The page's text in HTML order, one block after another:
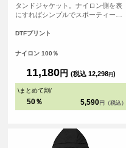
タンドジャケット。ナイロン側を表
にすればシンプルでスポーティーな
ゴープコアな雰囲気が楽しめる優れ
サイジングで着用できるラグラン仕
対応となっております。（裏フリー
ス部分不可）
DTFプリント
ナイロン 100％
11,180円 (税込 12,298円)
\まとめて割/
50％ 5,590 円（税込）